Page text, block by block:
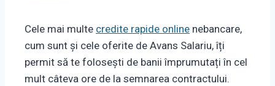
Cele mai multe credite rapide online nebancare,
cum sunt și cele oferite de Avans Salariu, îți
permit să te folosești de banii împrumutați în cel
mult câteva ore de la semnarea contractului.